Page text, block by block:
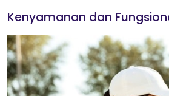
Kenyamanan dan